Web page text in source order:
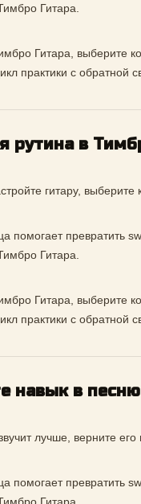
Гитара.
Гитара, выберите
практики с обратной
рутина в
гитару,
помогает превратить
Гитара.
Гитара, выберите
практики с обратной
навык в песню
лучше, верните
помогает превратить